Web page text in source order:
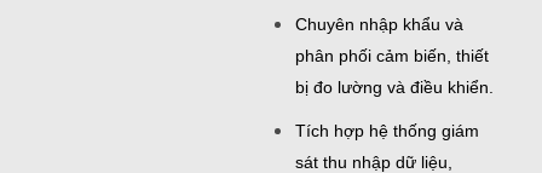
Chuyên nhập khẩu và
phân phối cảm biến, thiết
bị đo lường và điều khiển.
Tích hợp hệ thống giám
sát thu nhập dữ liệu,